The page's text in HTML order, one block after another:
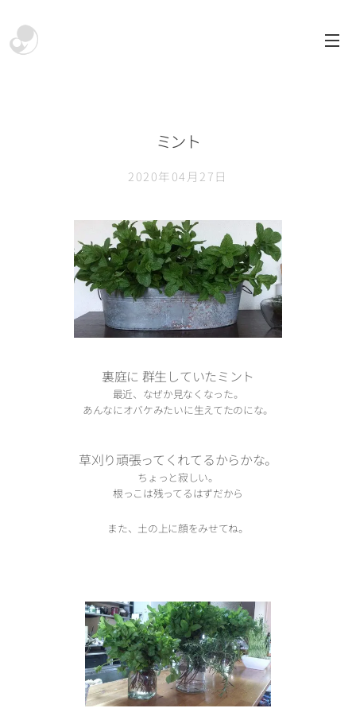
ミント
2020年04月27日
裏庭に 群生していたミント
最近、なぜか見なくなった。
あんなにオバケみたいに生えてたのにな。
草刈り頑張ってくれてるからかな。
ちょっと寂しい。
根っこは残ってるはずだから
また、土の上に顔をみせてね。